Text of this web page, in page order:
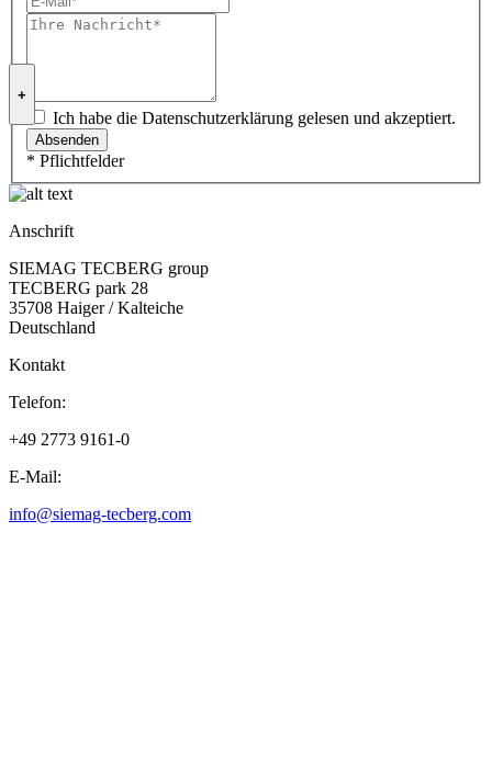
Ich habe die Datenschutzerklärung gelesen und akzeptiert.
* Pflichtfelder
Anschrift
SIEMAG TECBERG group
TECBERG park 28
35708 Haiger / Kalteiche
Deutschland
Kontakt
Telefon:
+49 2773 9161-0
E-Mail:
info@siemag-tecberg.com
+